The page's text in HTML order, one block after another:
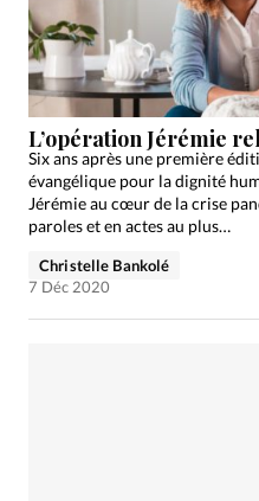
L’opération Jérémie
Six ans après une première
évangélique pour la dignité
Jérémie au cœur de la crise
paroles et en actes au plus…
Christelle Bankolé
7 Déc 2020